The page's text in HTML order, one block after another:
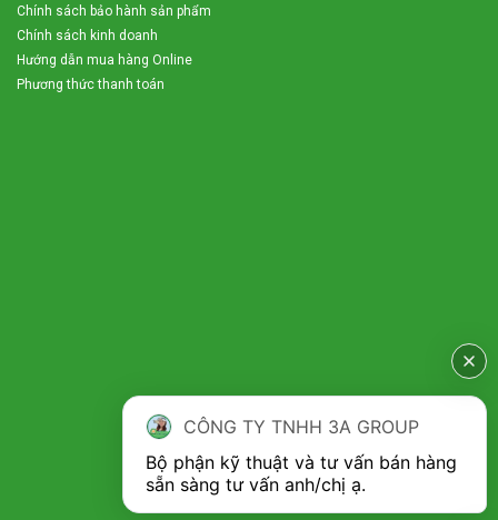
Chính sách bảo hành sản phẩm
Chính sách kinh doanh
Hướng dẫn mua hàng Online
Phương thức thanh toán
CÔNG TY TNHH 3A GROUP
Bộ phận kỹ thuật và tư vấn bán hàng